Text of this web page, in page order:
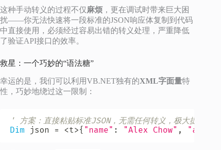
这种手动转义的过程不仅麻烦 ，更在调试时带来巨大困
扰——你无法快速将一段标准的JSON响应体复制到代码
中直接使用，必须经过容易出错的转义处理，严重降低
了验证API接口的效率。
救星：一个巧妙的“语法糖”
幸运的是，我们可以利用VB.NET独有的XML字面量特
性，巧妙地绕过这一限制：
' 方案：直接粘贴标准JSON，无需任何转义，极大提升可
Dim json = <t>{ "name" : "Alex Chow" ,